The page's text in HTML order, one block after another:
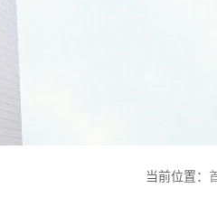
当前位置：